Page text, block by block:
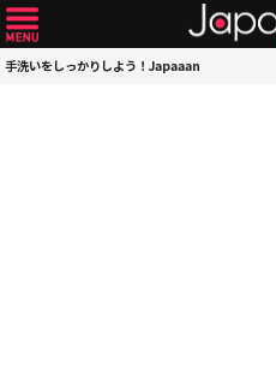
手洗いをしっかりしよう！Japaaan